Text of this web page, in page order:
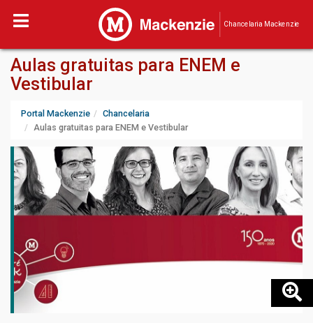
Chancelaria Mackenzie
Aulas gratuitas para ENEM e
Vestibular
Portal Mackenzie
Chancelaria
Aulas gratuitas para ENEM e Vestibular